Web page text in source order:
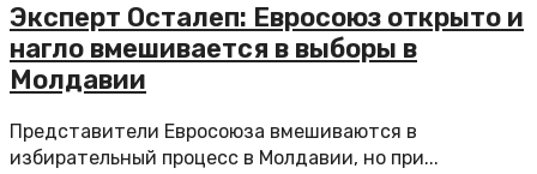
Эксперт Осталеп: Евросоюз открыто и
нагло вмешивается в выборы в
Молдавии
Представители Евросоюза вмешиваются в
избирательный процесс в Молдавии, но при...